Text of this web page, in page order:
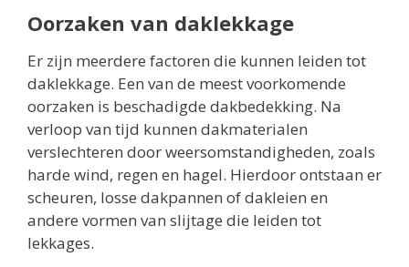
Oorzaken van daklekkage
Er zijn meerdere factoren die kunnen leiden tot
daklekkage. Een van de meest voorkomende
oorzaken is beschadigde dakbedekking. Na
verloop van tijd kunnen dakmaterialen
verslechteren door weersomstandigheden, zoals
harde wind, regen en hagel. Hierdoor ontstaan er
scheuren, losse dakpannen of dakleien en
andere vormen van slijtage die leiden tot
lekkages.